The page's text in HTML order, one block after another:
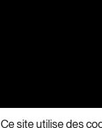
Ce site utilise des